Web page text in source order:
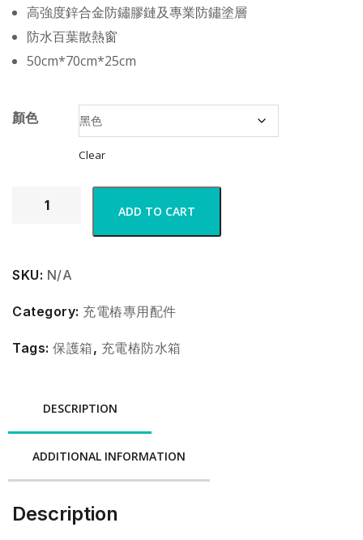
高強度鋅合金防鏽膠鏈及專業防鏽塗層
防水百葉散熱窗
50cm*70cm*25cm
顏色
Clear
ADD TO CART
SKU: N/A
Category: 充電樁專用配件
Tags: 保護箱, 充電樁防水箱
DESCRIPTION
ADDITIONAL INFORMATION
Description